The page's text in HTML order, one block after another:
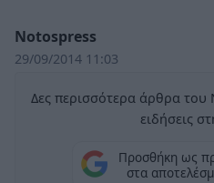
Notospress
29/09/2014 11:03
Δες περισσότερα άρθρα
ειδήσεις
Προσθήκη ως
στα